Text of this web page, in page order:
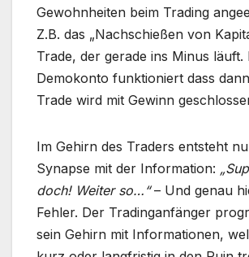
Gewohnheiten beim Trading
Z.B. das „Nachschießen von
Trade, der gerade ins Minus läuft.
Demokonto funktioniert dass
Trade wird mit Gewinn
Im Gehirn des Traders entsteht
Synapse mit der Information:
doch! Weiter so…“– Und genau
Fehler. Der Tradinganfänger
sein Gehirn mit Informationen,